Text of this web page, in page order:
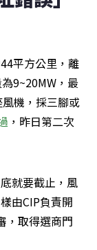
平方公里，離
9~20MW，最
機，採三腳或
，昨日第二次
就要截止，風
由CIP負責開
，取得選商門